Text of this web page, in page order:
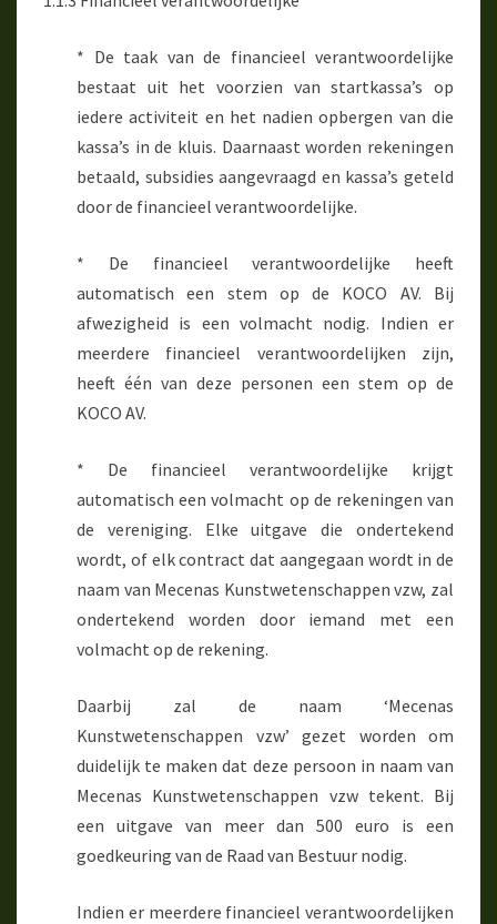
* De taak van de financieel verantwoordelijke
bestaat uit het voorzien van startkassa’s op
iedere activiteit en het nadien opbergen van die
kassa’s in de kluis. Daarnaast worden rekeningen
betaald, subsidies aangevraagd en kassa’s geteld
door de financieel verantwoordelijke.
* De financieel verantwoordelijke heeft
automatisch een stem op de KOCO AV. Bij
afwezigheid is een volmacht nodig. Indien er
meerdere financieel verantwoordelijken zijn,
heeft één van deze personen een stem op de
KOCO AV.
* De financieel verantwoordelijke krijgt
automatisch een volmacht op de rekeningen van
de vereniging. Elke uitgave die ondertekend
wordt, of elk contract dat aangegaan wordt in de
naam van Mecenas Kunstwetenschappen vzw, zal
ondertekend worden door iemand met een
volmacht op de rekening.
Daarbij zal de naam ‘Mecenas
Kunstwetenschappen vzw’ gezet worden om
duidelijk te maken dat deze persoon in naam van
Mecenas Kunstwetenschappen vzw tekent. Bij
een uitgave van meer dan 500 euro is een
goedkeuring van de Raad van Bestuur nodig.
Indien er meerdere financieel verantwoordelijken